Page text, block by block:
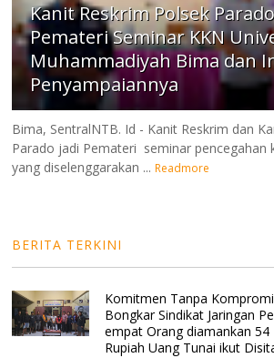
Kanit Reskrim Polsek
Pemateri Seminar KKN
Muhammadiyah Bima dan
Penyampaiannya
Bima, SentralNTB. Id - Kanit Reskrim dan
Parado jadi Pemateri seminar pencegahan
yang diselenggarakan ... Readmore
BERITA TERKINI
Komitmen Tanpa
Bongkar Sindikat Jaringan
empat Orang diamankan 54
Rupiah Uang Tunai ikut